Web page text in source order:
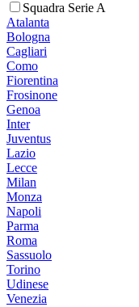
Squadra Serie A
Atalanta
Bologna
Cagliari
Como
Fiorentina
Frosinone
Genoa
Inter
Juventus
Lazio
Lecce
Milan
Monza
Napoli
Parma
Roma
Sassuolo
Torino
Udinese
Venezia